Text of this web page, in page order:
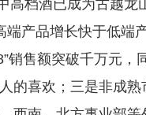
高档酒已成为古越
产品增长快于低端
销售额突破千万元
的喜欢；三是非成